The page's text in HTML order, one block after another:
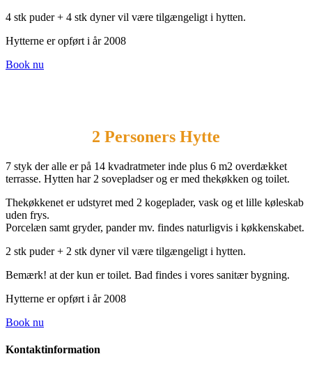
4 stk puder + 4 stk dyner vil være tilgængeligt i hytten.
Hytterne er opført i år 2008
Book nu
2 Personers Hytte
7 styk der alle er på 14 kvadratmeter inde plus 6 m2 overdækket
terrasse. Hytten har 2 sovepladser og er med thekøkken og toilet.
Thekøkkenet er udstyret med 2 kogeplader, vask og et lille køleskab
uden frys.
Porcelæn samt gryder, pander mv. findes naturligvis i køkkenskabet.
2 stk puder + 2 stk dyner vil være tilgængeligt i hytten.
Bemærk! at der kun er toilet. Bad findes i vores sanitær bygning.
Hytterne er opført i år 2008
Book nu
Kontaktinformation